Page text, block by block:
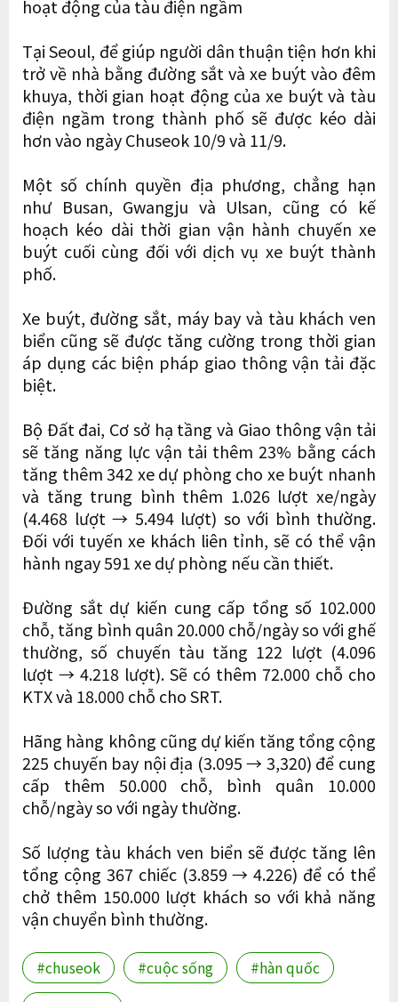
hoạt động của tàu điện ngầm
Tại Seoul, để giúp người dân thuận tiện hơn khi
trở về nhà bằng đường sắt và xe buýt vào đêm
khuya, thời gian hoạt động của xe buýt và tàu
điện ngầm trong thành phố sẽ được kéo dài
hơn vào ngày Chuseok 10/9 và 11/9.
Một số chính quyền địa phương, chẳng hạn
như Busan, Gwangju và Ulsan, cũng có kế
hoạch kéo dài thời gian vận hành chuyến xe
buýt cuối cùng đối với dịch vụ xe buýt thành
phố.
Xe buýt, đường sắt, máy bay và tàu khách ven
biển cũng sẽ được tăng cường trong thời gian
áp dụng các biện pháp giao thông vận tải đặc
biệt.
Bộ Đất đai, Cơ sở hạ tầng và Giao thông vận tải
sẽ tăng năng lực vận tải thêm 23% bằng cách
tăng thêm 342 xe dự phòng cho xe buýt nhanh
và tăng trung bình thêm 1.026 lượt xe/ngày
(4.468 lượt → 5.494 lượt) so ​​với bình thường.
Đối với tuyến xe khách liên tỉnh, sẽ có thể vận
hành ngay 591 xe dự phòng nếu cần thiết.
Đường sắt dự kiến ​​cung cấp tổng số 102.000
chỗ, tăng bình quân 20.000 chỗ/ngày so với ghế
thường, số chuyến tàu tăng 122 lượt (4.096
lượt → 4.218 lượt). Sẽ có thêm 72.000 chỗ cho
KTX và 18.000 chỗ cho SRT.
Hãng hàng không cũng dự kiến ​​tăng tổng cộng
225 chuyến bay nội địa (3.095 → 3,320) để cung
cấp thêm 50.000 chỗ, bình quân 10.000
chỗ/ngày so với ngày thường.
Số lượng tàu khách ven biển sẽ được tăng lên
tổng cộng 367 chiếc (3.859 → 4.226) để có thể
chở thêm 150.000 lượt khách so với khả năng
vận chuyển bình thường.
#chuseok #cuộc sống
#hàn quốc